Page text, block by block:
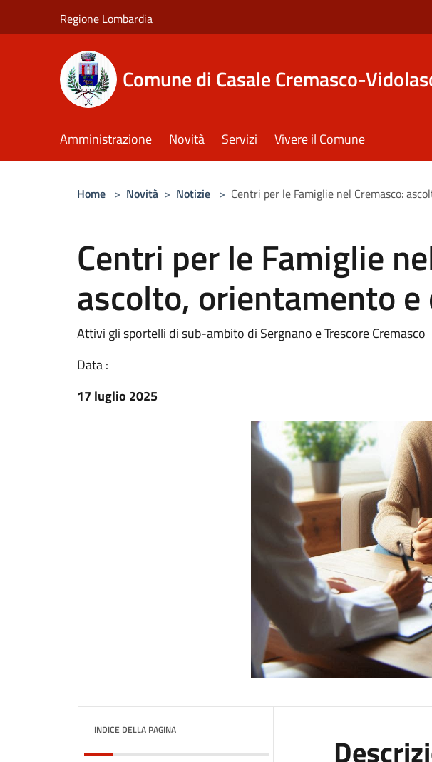
Regione Lombardia
Comune di Casale Cremasco-
Amministrazione Novità Servizi Vivere il Comune
Home > Novità > Notizie > Centri per le Famiglie nel Cremasco:
Centri per le Famiglie
ascolto, orientamento
Attivi gli sportelli di sub-ambito di Sergnano e Trescore Cremasco
Data :
17 luglio 2025
INDICE DELLA PAGINA